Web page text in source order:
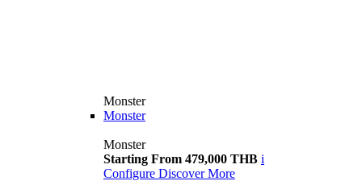
Monster
Monster
Monster
Starting From 479,000 THB i
Configure Discover More